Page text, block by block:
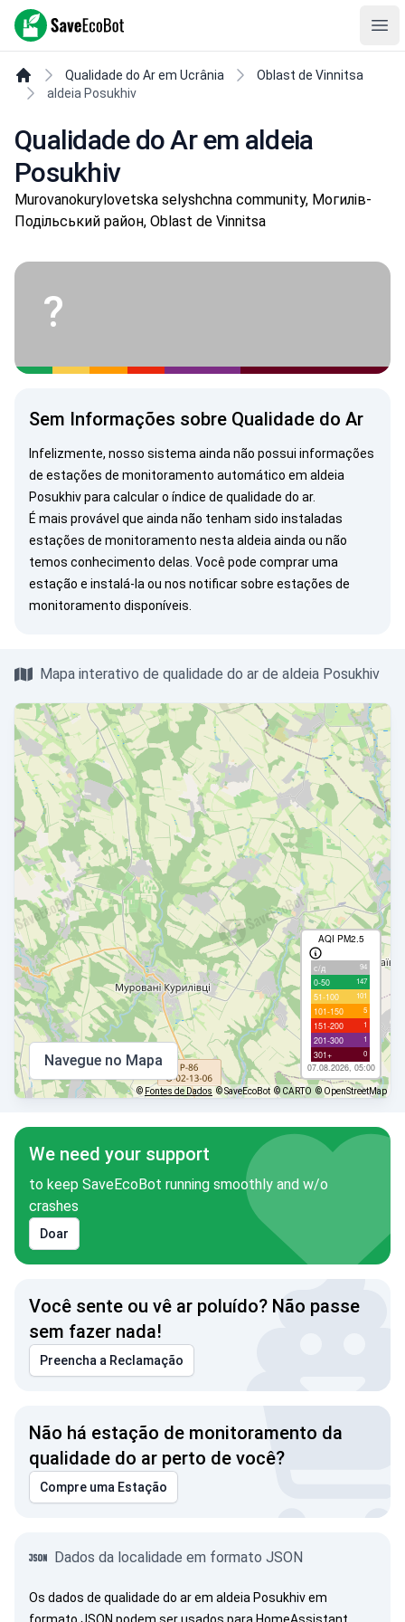
SaveEcoBot
Qualidade do Ar em Ucrânia
Oblast de Vinnitsa
aldeia Posukhiv
Qualidade do Ar em aldeia
Posukhiv
Murovanokurylovetska selyshchna community, Могилів-
Подільський район, Oblast de Vinnitsa
?
Sem Informações sobre Qualidade do Ar
Infelizmente, nosso sistema ainda não possui informações
de estações de monitoramento automático em aldeia
Posukhiv para calcular o índice de qualidade do ar.
É mais provável que ainda não tenham sido instaladas
estações de monitoramento nesta aldeia ainda ou não
temos conhecimento delas. Você pode comprar uma
estação e instalá-la ou nos notificarsobre estações de
monitoramento disponíveis.
Mapa interativo de qualidade do ar de aldeia Posukhiv
AQI PM2.5
с/д 94
0-50 147
51-100 101
101-150 5
151-200 1
201-300 1
301+ 0
07.08.2026, 05:00
Navegue no Mapa
© Fontes de Dados © SaveEcoBot © CARTO © OpenStreetMap
We need your support
to keep SaveEcoBot running smoothly and w/o
crashes
Doar
Você sente ou vê ar poluído? Não passe
sem fazer nada!
Preencha a Reclamação
Não há estação de monitoramento da
qualidade do ar perto de você?
Compre uma Estação
Dados da localidade em formato JSON
Os dados de qualidade do ar em aldeia Posukhiv em